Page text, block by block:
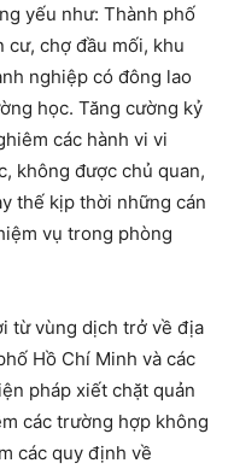
yếu như: Thành phố
cư, chợ đầu mối, khu
nghiệp có đông lao
học. Tăng cường kỷ
các hành vi vi
không được chủ quan,
thế kịp thời những cán
vụ trong phòng
từ vùng dịch trở về địa
Hồ Chí Minh và các
pháp xiết chặt quản
các trường hợp không
các quy định về